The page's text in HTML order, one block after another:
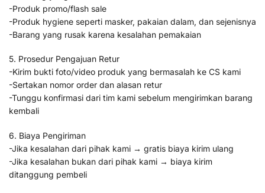
-Produk promo/flash sale
-Produk hygiene seperti masker, pakaian dalam, dan sejenisnya
-Barang yang rusak karena kesalahan pemakaian
5. Prosedur Pengajuan Retur
-Kirim bukti foto/video produk yang bermasalah ke CS kami
-Sertakan nomor order dan alasan retur
-Tunggu konfirmasi dari tim kami sebelum mengirimkan barang
kembali
6. Biaya Pengiriman
-Jika kesalahan dari pihak kami → gratis biaya kirim ulang
-Jika kesalahan bukan dari pihak kami → biaya kirim
ditanggung pembeli